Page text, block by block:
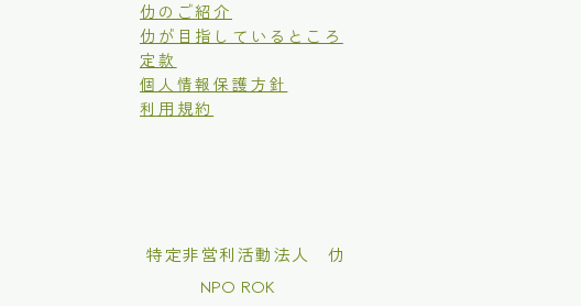
仂のご紹介
仂が目指しているところ
定款
個人情報保護方針
利用規約
​特定非営利活動法人 仂
NPO ROK